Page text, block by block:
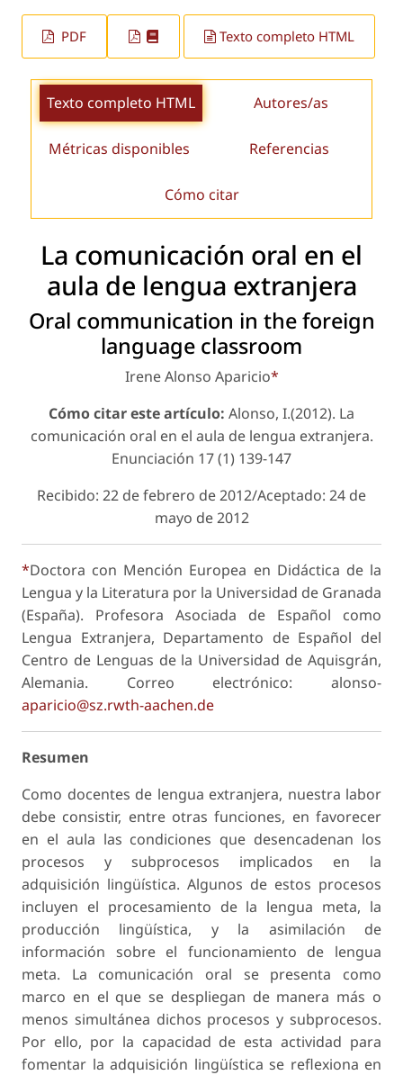
PDF Texto completo HTML
Texto completo HTML Autores/as
Métricas disponibles Referencias
Cómo citar
La comunicación oral en el
aula de lengua extranjera
Oral communication in the foreign
language classroom
Irene Alonso Aparicio*
Cómo citar este artículo: Alonso, I.(2012). La
comunicación oral en el aula de lengua extranjera.
Enunciación 17 (1) 139-147
Recibido: 22 de febrero de 2012/Aceptado: 24 de
mayo de 2012
*Doctora con Mención Europea en Didáctica de la
Lengua y la Literatura por la Universidad de Granada
(España). Profesora Asociada de Español como
Lengua Extranjera, Departamento de Español del
Centro de Lenguas de la Universidad de Aquisgrán,
Alemania. Correo electrónico: alonso-
aparicio@sz.rwth-aachen.de
Resumen
Como docentes de lengua extranjera, nuestra labor
debe consistir, entre otras funciones, en favorecer
en el aula las condiciones que desencadenan los
procesos y subprocesos implicados en la
adquisición lingüística. Algunos de estos procesos
incluyen el procesamiento de la lengua meta, la
producción lingüística, y la asimilación de
información sobre el funcionamiento de lengua
meta. La comunicación oral se presenta como
marco en el que se despliegan de manera más o
menos simultánea dichos procesos y subprocesos.
Por ello, por la capacidad de esta actividad para
fomentar la adquisición lingüística se reflexiona en